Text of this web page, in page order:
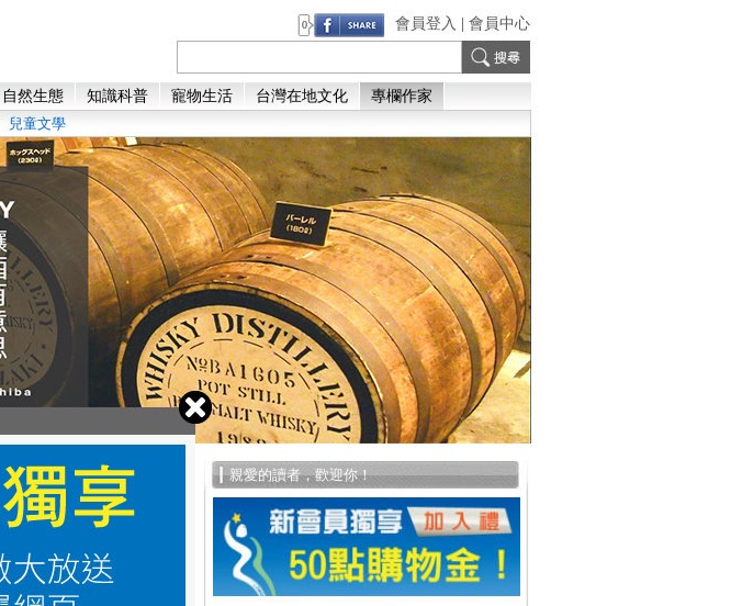
0 會員登入 會員中心
自然生態 知識科普 寵物生活 台灣在地文化
專欄作家
兒童文學
親愛的讀者，歡迎你！